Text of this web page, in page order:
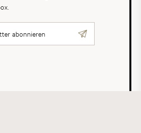
abonnieren